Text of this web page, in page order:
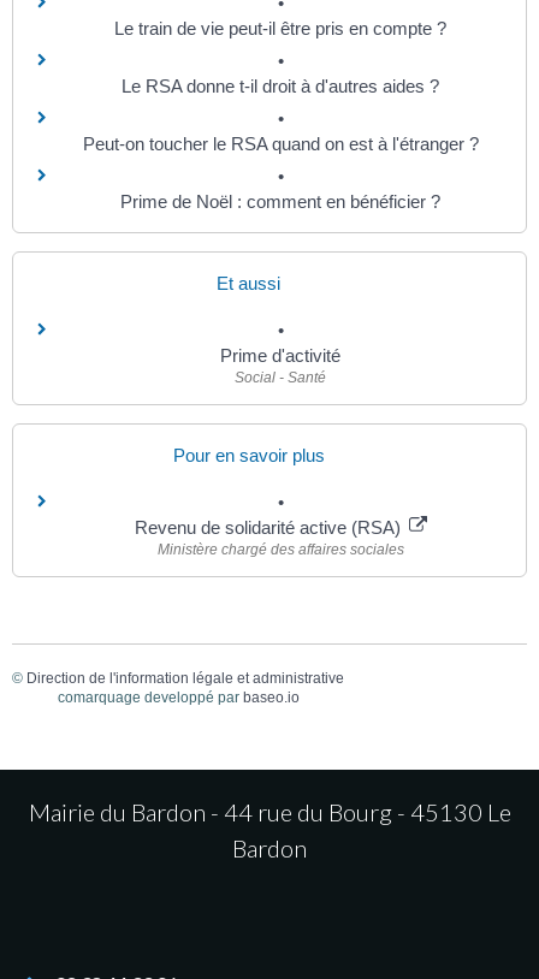
Le train de vie peut-il être pris en compte ?
Le RSA donne t-il droit à d'autres aides ?
Peut-on toucher le RSA quand on est à l'étranger ?
Prime de Noël : comment en bénéficier ?
Et aussi
Prime d'activité
Social - Santé
Pour en savoir plus
Revenu de solidarité active (RSA)
Ministère chargé des affaires sociales
© Direction de l'information légale et administrative
comarquage developpé par baseo.io
Mairie du Bardon - 44 rue du Bourg - 45130 Le
Bardon